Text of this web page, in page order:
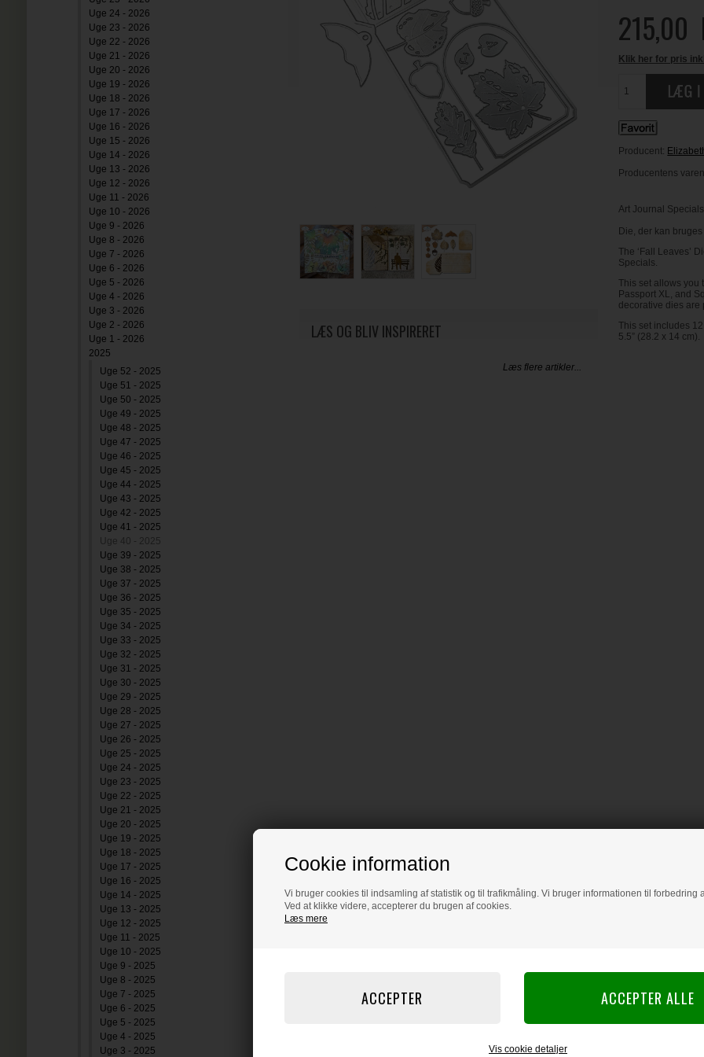
Cookie information
Vi bruger cookies til indsamling af statistik og til trafikmåling. Vi bruger informationen til forbedring
Ved at klikke videre, accepterer du brugen af cookies.
Læs mere
Vis cookie detaljer
Uge 24 - 2026
Uge 23 - 2026
Uge 22 - 2026
Uge 21 - 2026
Uge 20 - 2026
Uge 19 - 2026
Uge 18 - 2026
Uge 17 - 2026
Uge 16 - 2026
Uge 15 - 2026
Uge 14 - 2026
Uge 13 - 2026
Uge 12 - 2026
Uge 11 - 2026
Uge 10 - 2026
Uge 9 - 2026
Uge 8 - 2026
Uge 7 - 2026
Uge 6 - 2026
Uge 5 - 2026
Uge 4 - 2026
Uge 3 - 2026
Uge 2 - 2026
Uge 1 - 2026
2025
Uge 52 - 2025
Uge 51 - 2025
Uge 50 - 2025
Uge 49 - 2025
Uge 48 - 2025
Uge 47 - 2025
Uge 46 - 2025
Uge 45 - 2025
Uge 44 - 2025
Uge 43 - 2025
Uge 42 - 2025
Uge 41 - 2025
Uge 40 - 2025
Uge 39 - 2025
Uge 38 - 2025
Uge 37 - 2025
Uge 36 - 2025
Uge 35 - 2025
Uge 34 - 2025
Uge 33 - 2025
Uge 32 - 2025
Uge 31 - 2025
Uge 30 - 2025
Uge 29 - 2025
Uge 28 - 2025
Uge 27 - 2025
Uge 26 - 2025
Uge 25 - 2025
Uge 24 - 2025
Uge 23 - 2025
Uge 22 - 2025
Uge 21 - 2025
Uge 20 - 2025
Uge 19 - 2025
Uge 18 - 2025
Uge 17 - 2025
Uge 16 - 2025
Uge 14 - 2025
Uge 13 - 2025
Uge 12 - 2025
Uge 11 - 2025
Uge 10 - 2025
Uge 9 - 2025
Uge 8 - 2025
Uge 7 - 2025
Uge 6 - 2025
Uge 5 - 2025
Uge 4 - 2025
Uge 3 - 2025
215,00
Klik her for pris
Producent:
Producentens
Art Journal Specials
Die, der kan
The ‘Fall Leaves’
Specials.
This set allows you
Passport XL, and
decorative dies are
This set includes
5.5” (28.2 x 14 cm).
LÆS OG BLIV INSPIRERET
Læs flere artikler...